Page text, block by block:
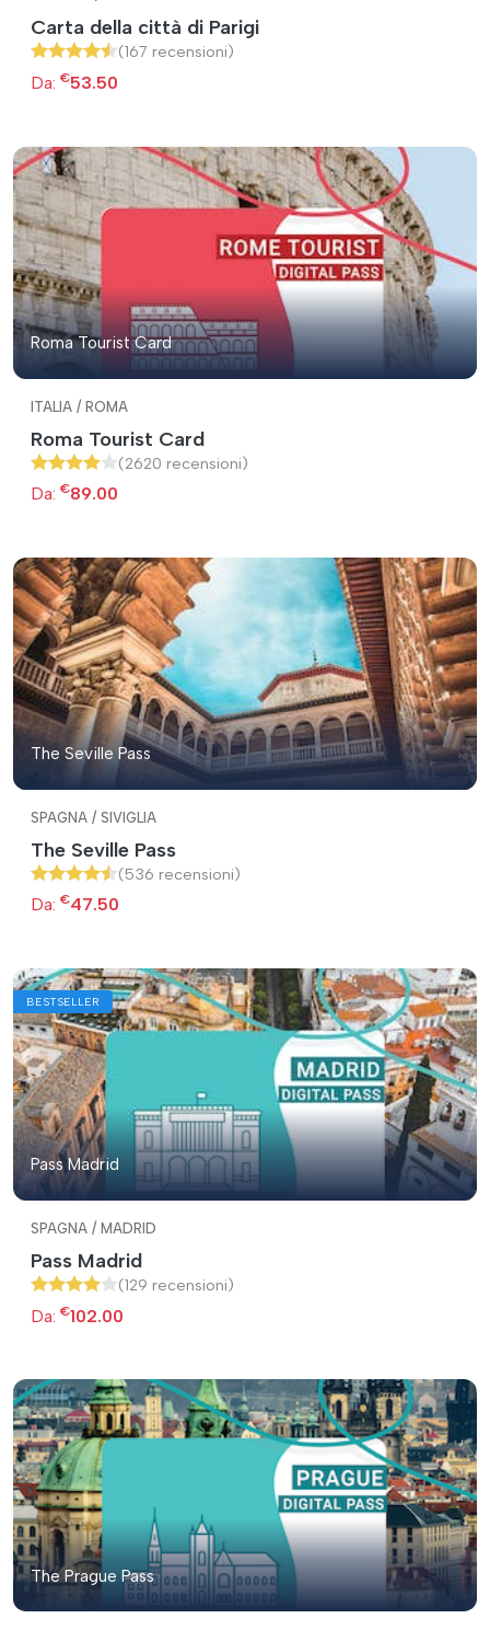
Carta della città di Parigi
(167 recensioni)
Da: €53.50
Roma Tourist Card
ITALIA / ROMA
Roma Tourist Card
(2620 recensioni)
Da: €89.00
The Seville Pass
SPAGNA / SIVIGLIA
The Seville Pass
(536 recensioni)
Da: €47.50
Pass Madrid
BESTSELLER
SPAGNA / MADRID
Pass Madrid
(129 recensioni)
Da: €102.00
The Prague Pass